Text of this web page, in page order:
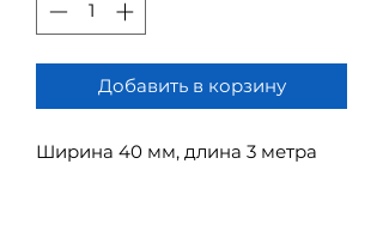
Добавить в корзину
Ширина 40 мм, длина 3 метра